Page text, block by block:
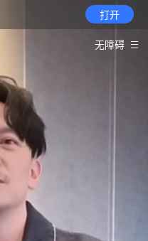
打开
无障碍